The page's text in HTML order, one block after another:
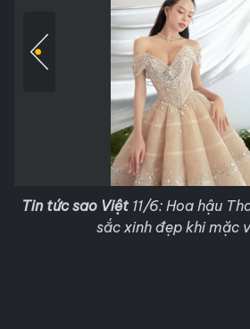
Tin tức sao Việt11/6: Hoa hậu
sắc xinh đẹp khi mặc